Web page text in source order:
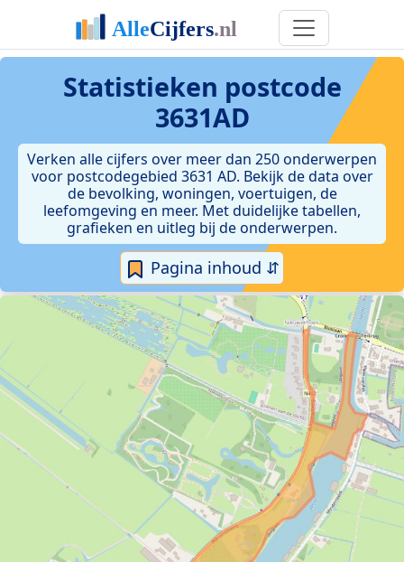
Statistieken postcode
3631AD
Verken alle cijfers over meer dan 250 onderwerpen
voor postcodegebied 3631 AD. Bekijk de data over
de bevolking, woningen, voertuigen, de
leefomgeving en meer. Met duidelijke tabellen,
grafieken en uitleg bij de onderwerpen.
Pagina inhoud ⇵